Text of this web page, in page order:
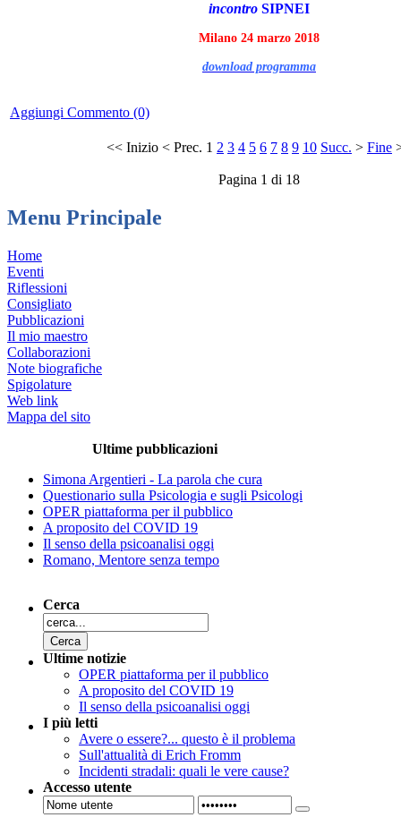
incontro SIPNEI
Milano 24 marzo 2018
download programma
Aggiungi Commento (0)
<< Inizio < Prec. 1 2 3 4 5 6 7 8 9 10 Succ. > Fine
Pagina 1 di 18
Menu Principale
Home
Eventi
Riflessioni
Consigliato
Pubblicazioni
Il mio maestro
Collaborazioni
Note biografiche
Spigolature
Web link
Mappa del sito
Ultime pubblicazioni
Simona Argentieri - La parola che cura
Questionario sulla Psicologia e sugli Psicologi
OPER piattaforma per il pubblico
A proposito del COVID 19
Il senso della psicoanalisi oggi
Romano, Mentore senza tempo
Cerca
Ultime notizie
OPER piattaforma per il pubblico
A proposito del COVID 19
Il senso della psicoanalisi oggi
I più letti
Avere o essere?... questo è il problema
Sull'attualità di Erich Fromm
Incidenti stradali: quali le vere cause?
Accesso utente